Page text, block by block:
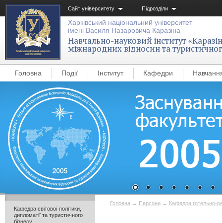
Сайт університету Підрозділи
Харківський національний університет
імені Василя Назаровича Каразіна
Навчально-науковий інститут
міжнародних відносин та
Головна Події Інститут Кафедри
Головна → Персони → Кафедра готельно-
Кафедра світової політики,
дипломатії та туристичного
бізнесу